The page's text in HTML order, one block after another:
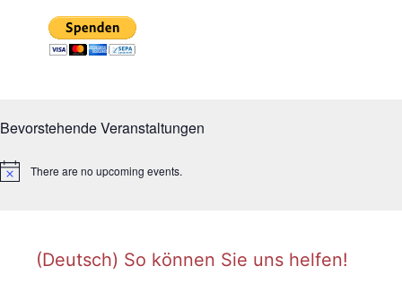
Bevorstehende Veranstaltungen
N
There are no upcoming events.
(Deutsch) So können Sie uns helfen!